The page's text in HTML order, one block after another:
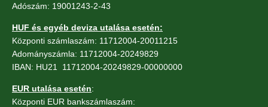
Adószám: 19001243-2-43
HUF és egyéb deviza utalása esetén:
Központi számlaszám: 11712004-20011215
Adományszámla: 11712004-20249829
IBAN: HU21 11712004-20249829-00000000
EUR utalása esetén:
Központi EUR bankszámlaszám: